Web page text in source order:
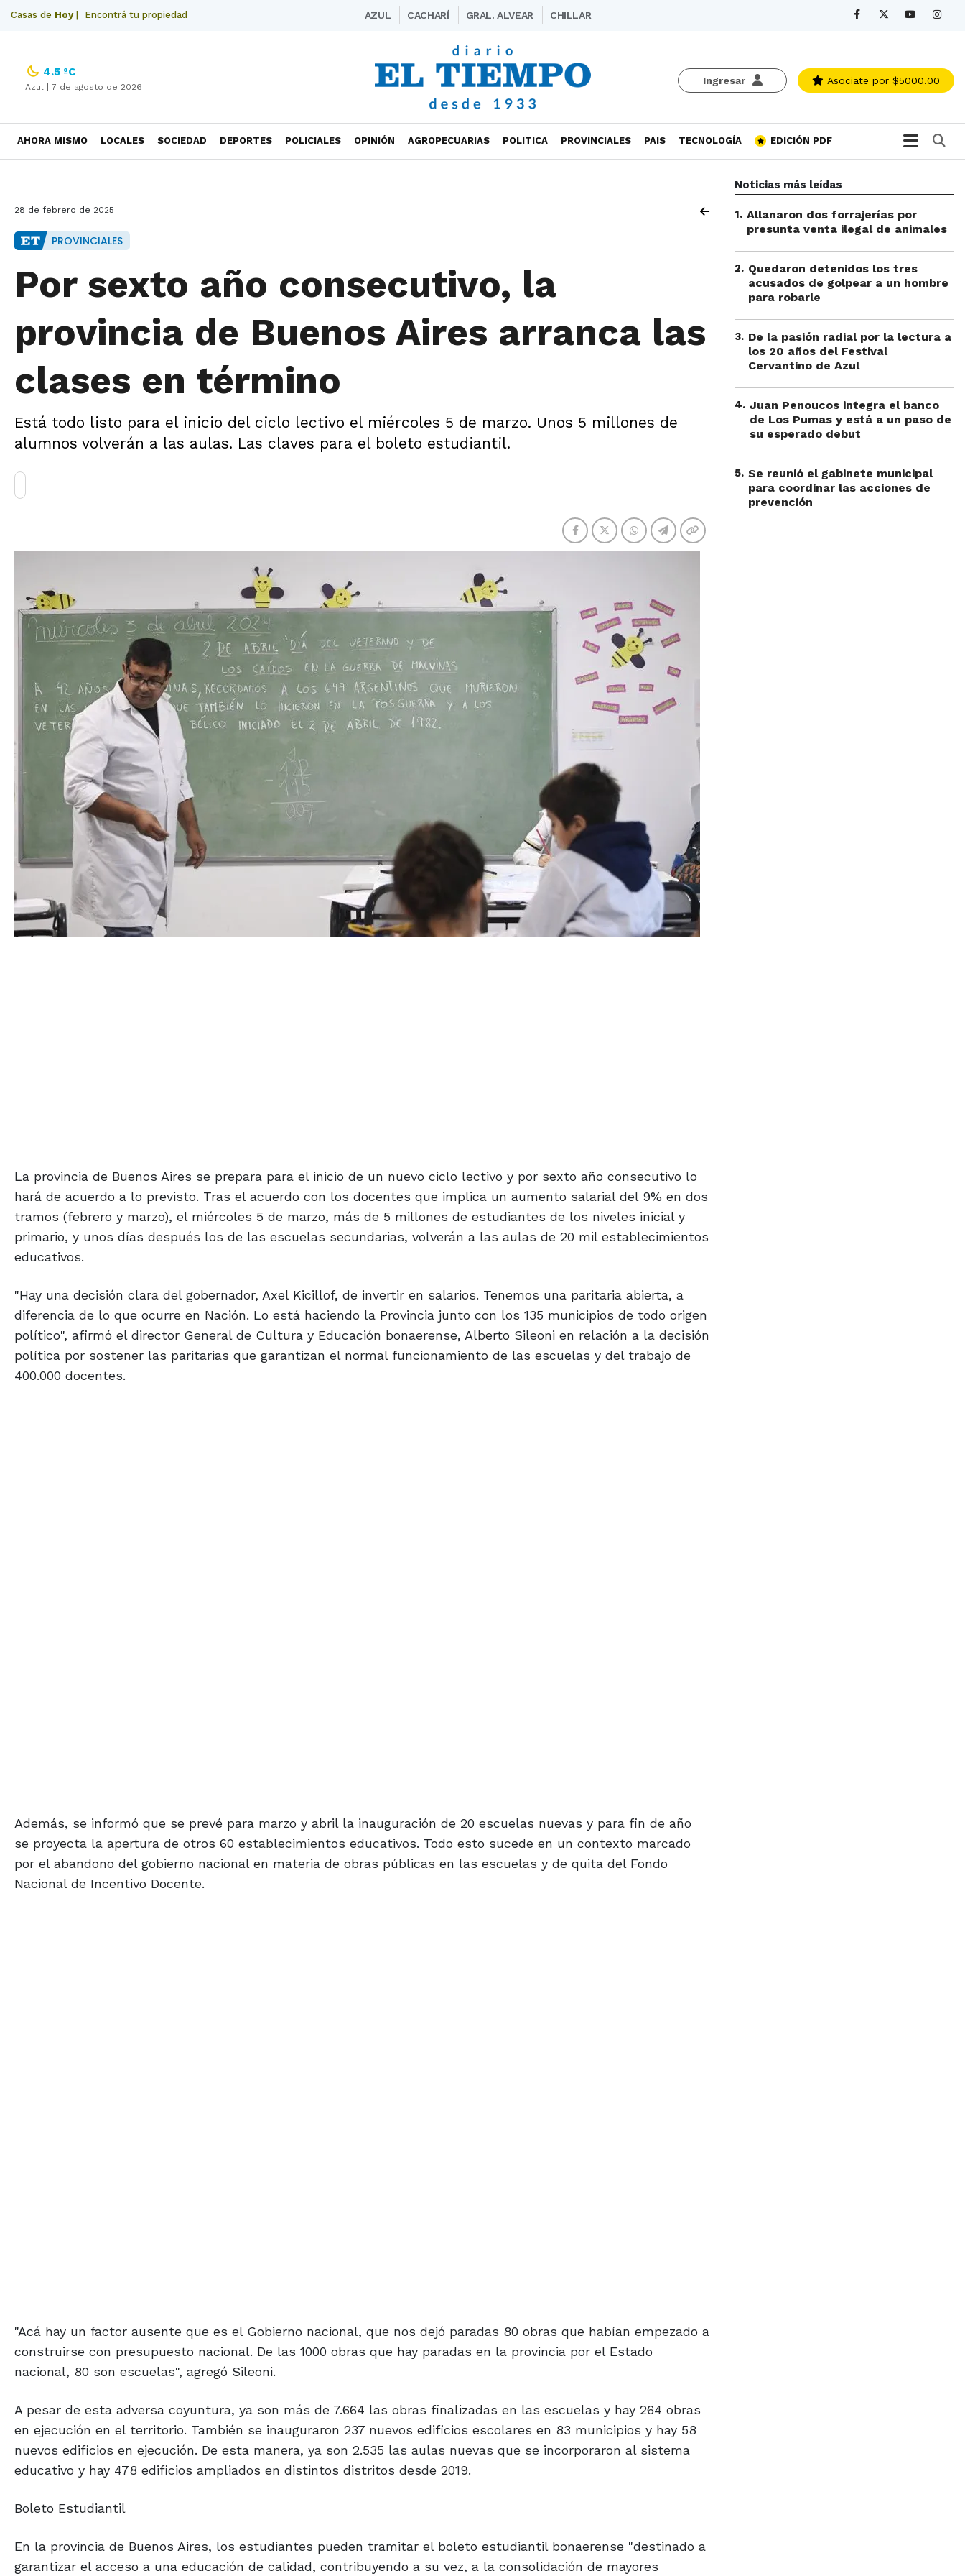
Casas de Hoy| Encontrá tu propiedad AZUL CACHARÍ GRAL. ALVEAR CHILLAR
Ingresar Asociate por $5000.00
4.5 ºC
Azul | 7 de agosto de 2026
AHORA MISMO LOCALES SOCIEDAD DEPORTES POLICIALES OPINIÓN AGROPECUARIAS POLITICA PROVINCIALES PAIS TECNOLOGÍA EDICIÓN PDF
28 de febrero de 2025
PROVINCIALES
Por sexto año consecutivo, la
provincia de Buenos Aires arranca las
clases en término
Está todo listo para el inicio del ciclo lectivo el miércoles 5 de marzo. Unos 5 millones de
alumnos volverán a las aulas. Las claves para el boleto estudiantil.
La provincia de Buenos Aires se prepara para el inicio de un nuevo ciclo lectivo y por sexto año consecutivo lo
hará de acuerdo a lo previsto. Tras el acuerdo con los docentes que implica un aumento salarial del 9% en dos
tramos (febrero y marzo), el miércoles 5 de marzo, más de 5 millones de estudiantes de los niveles inicial y
primario, y unos días después los de las escuelas secundarias, volverán a las aulas de 20 mil establecimientos
educativos.
"Hay una decisión clara del gobernador, Axel Kicillof, de invertir en salarios. Tenemos una paritaria abierta, a
diferencia de lo que ocurre en Nación. Lo está haciendo la Provincia junto con los 135 municipios de todo origen
político", afirmó el director General de Cultura y Educación bonaerense, Alberto Sileoni en relación a la decisión
política por sostener las paritarias que garantizan el normal funcionamiento de las escuelas y del trabajo de
400.000 docentes.
Además, se informó que se prevé para marzo y abril la inauguración de 20 escuelas nuevas y para fin de año
se proyecta la apertura de otros 60 establecimientos educativos. Todo esto sucede en un contexto marcado
por el abandono del gobierno nacional en materia de obras públicas en las escuelas y de quita del Fondo
Nacional de Incentivo Docente.
"Acá hay un factor ausente que es el Gobierno nacional, que nos dejó paradas 80 obras que habían empezado a
construirse con presupuesto nacional. De las 1000 obras que hay paradas en la provincia por el Estado
nacional, 80 son escuelas", agregó Sileoni.
A pesar de esta adversa coyuntura, ya son más de 7.664 las obras finalizadas en las escuelas y hay 264 obras
en ejecución en el territorio. También se inauguraron 237 nuevos edificios escolares en 83 municipios y hay 58
nuevos edificios en ejecución. De esta manera, ya son 2.535 las aulas nuevas que se incorporaron al sistema
educativo y hay 478 edificios ampliados en distintos distritos desde 2019.
Boleto Estudiantil
En la provincia de Buenos Aires, los estudiantes pueden tramitar el boleto estudiantil bonaerense "destinado a
garantizar el acceso a una educación de calidad, contribuyendo a su vez, a la consolidación de mayores
Noticias más leídas
1. Allanaron dos forrajerías por
presunta venta ilegal de animales
2. Quedaron detenidos los tres
acusados de golpear a un hombre
para robarle
3. De la pasión radial por la lectura a
los 20 años del Festival
Cervantino de Azul
4. Juan Penoucos integra el banco
de Los Pumas y está a un paso de
su esperado debut
5. Se reunió el gabinete municipal
para coordinar las acciones de
prevención